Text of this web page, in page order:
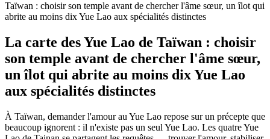
Taïwan : choisir son temple avant de chercher l'âme sœur, un îlot qui
abrite au moins dix Yue Lao aux spécialités distinctes
La carte des Yue Lao de Taïwan : choisir
son temple avant de chercher l'âme sœur,
un îlot qui abrite au moins dix Yue Lao
aux spécialités distinctes
À Taïwan, demander l'amour au Yue Lao repose sur un précepte que
beaucoup ignorent : il n'existe pas un seul Yue Lao. Les quatre Yue